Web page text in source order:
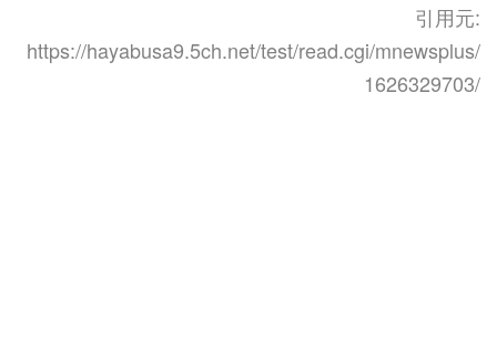
引用元:
https://hayabusa9.5ch.net/test/read.cgi/mnewsplus/
1626329703/